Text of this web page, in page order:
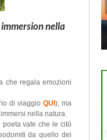
nella
che regala emozioni
di viaggioQUI), ma
nella natura.
vate che le citò
da quello dei